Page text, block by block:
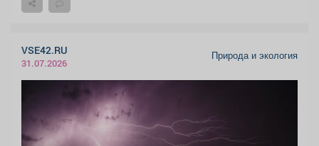
VSE42.RU
31.07.2026
Природа и экология